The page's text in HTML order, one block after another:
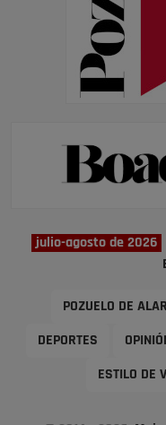
julio-agosto de 2026
POZUELO DE
DEPORTES
ESTILO DE